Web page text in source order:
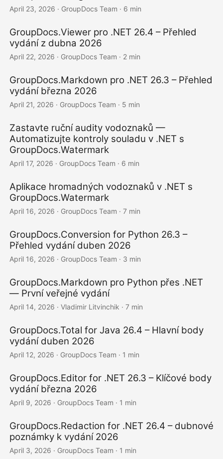
April 23, 2026 · GroupDocs Team · 6 min
GroupDocs.Viewer pro .NET 26.4 – Přehled
vydání z dubna 2026
April 22, 2026 · GroupDocs Team · 2 min
GroupDocs.Markdown pro .NET 26.3 – Přehled
vydání března 2026
April 21, 2026 · GroupDocs Team · 5 min
Zastavte ruční audity vodoznaků —
Automatizujte kontroly souladu v .NET s
GroupDocs.Watermark
April 17, 2026 · GroupDocs Team · 6 min
Aplikace hromadných vodoznaků v .NET s
GroupDocs.Watermark
April 16, 2026 · GroupDocs Team · 7 min
GroupDocs.Conversion for Python 26.3 –
Přehled vydání duben 2026
April 16, 2026 · GroupDocs Team · 3 min
GroupDocs.Markdown pro Python přes .NET
— První veřejné vydání
April 14, 2026 · Vladimir Litvinchik · 7 min
GroupDocs.Total for Java 26.4 – Hlavní body
vydání duben 2026
April 12, 2026 · GroupDocs Team · 1 min
GroupDocs.Editor for .NET 26.3 – Klíčové body
vydání března 2026
April 9, 2026 · GroupDocs Team · 1 min
GroupDocs.Redaction for .NET 26.4 – dubnové
poznámky k vydání 2026
April 3, 2026 · GroupDocs Team · 1 min